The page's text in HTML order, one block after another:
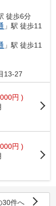
徒歩6分
」駅 徒歩11
」駅 徒歩11
13-27
円 )
円 )
30件へ